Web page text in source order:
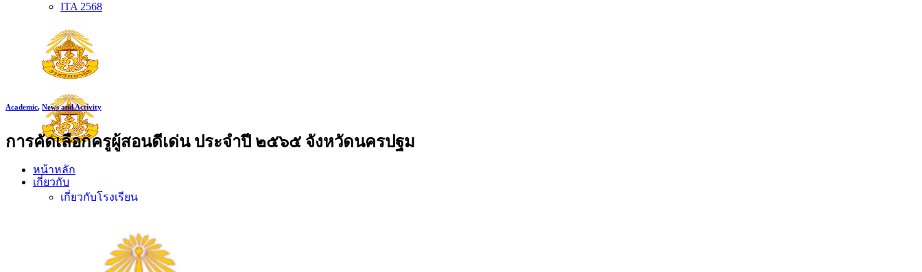
ITA 2568
หน้าหลัก
เกี่ยวกับ
เกี่ยวกับโรงเรียน
ตราประจำโรงเรียน
ปรัชญาโรงเรียน
อัตลักษณ์
Academic, News and Activity
การคัดเลือกครูผู้สอนดีเด่น ประจำปี ๒๕๖๕ จังหวัดนครปฐม